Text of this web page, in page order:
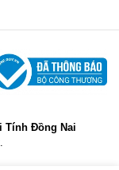
Tính Đồng Nai
.